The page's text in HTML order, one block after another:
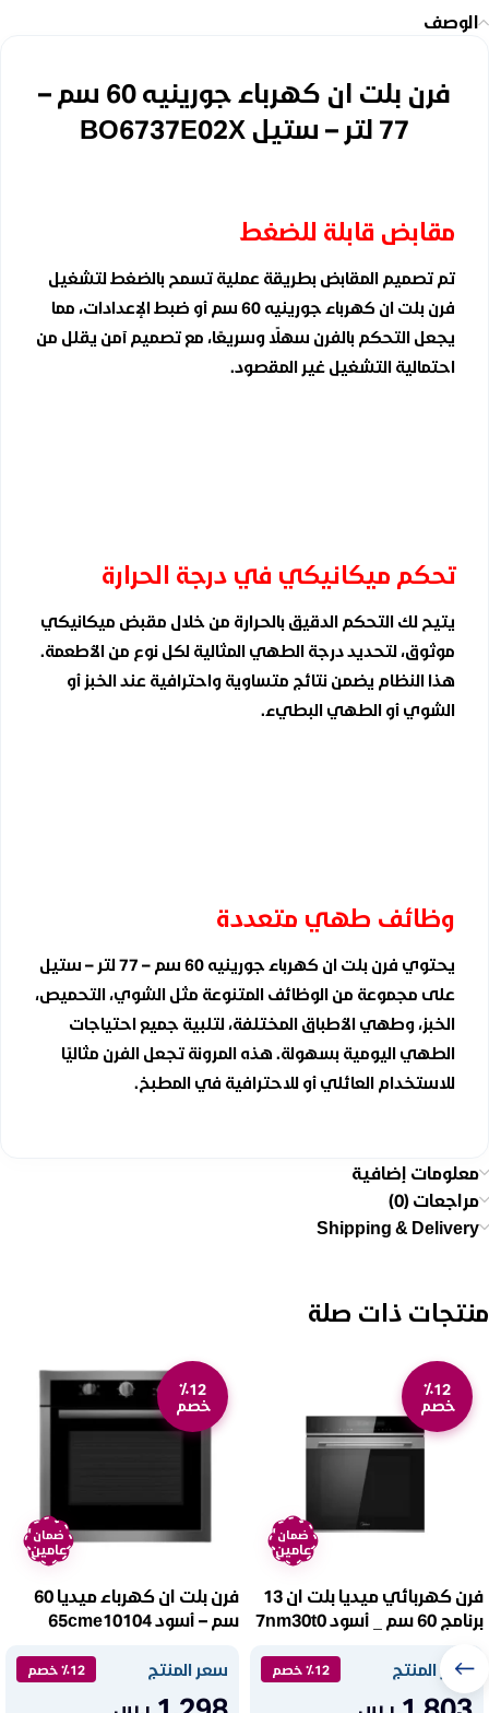
الوصف
فرن بلت ان كهرباء جورينيه 60 سم –
77 لتر – ستيل BO6737E02X
مقابض قابلة للضغط
تم تصميم المقابض بطريقة عملية تسمح بالضغط لتشغيل
فرن بلت ان كهرباء جورينيه 60 سم أو ضبط الإعدادات، مما
يجعل التحكم بالفرن سهلًا وسريعًا، مع تصميم آمن يقلل من
احتمالية التشغيل غير المقصود.
تحكم ميكانيكي في درجة الحرارة
يتيح لك التحكم الدقيق بالحرارة من خلال مقبض ميكانيكي
موثوق، لتحديد درجة الطهي المثالية لكل نوع من الأطعمة.
هذا النظام يضمن نتائج متساوية واحترافية عند الخبز أو
الشوي أو الطهي البطيء.
وظائف طهي متعددة
يحتوي فرن بلت ان كهرباء جورينيه 60 سم – 77 لتر – ستيل
على مجموعة من الوظائف المتنوعة مثل الشوي، التحميص،
الخبز، وطهي الأطباق المختلفة، لتلبية جميع احتياجات
الطهي اليومية بسهولة. هذه المرونة تجعل الفرن مثاليًا
للاستخدام العائلي أو للاحترافية في المطبخ.
معلومات إضافية
مراجعات (0)
Shipping & Delivery
منتجات ذات صلة
٪12
خصم
ضمان
عامين
فرن كهربائي ميديا بلت ان 13
برنامج 60 سم _ أسود 7nm30t0
سعر المنتج ٪12 خصم
ر.س
٪12
خصم
ضمان
عامين
فرن بلت ان كهرباء ميديا 60
سم – أسود 65cme10104
سعر المنتج ٪12 خصم
ر.س